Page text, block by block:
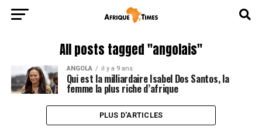
All posts tagged "angolais"
ANGOLA il y a 9 ans
Qui est la milliardaire Isabel Dos Santos, la
femme la plus riche d’afrique
PLUS D'ARTICLES